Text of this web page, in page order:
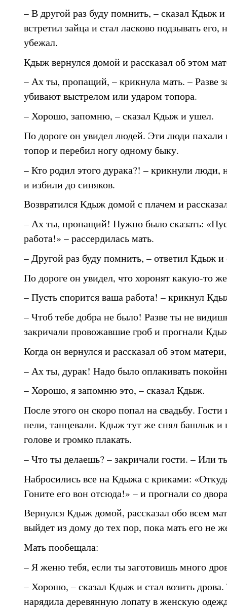
– В другой раз буду помнить, – сказал Кдыж
встретил зайца и стал ласково подзывать его,
убежал.
Кдыж вернулся домой и рассказал об этом
– Ах ты, пропащий, – крикнула мать. – Разве
убивают выстрелом или ударом топора.
– Хорошо, запомню, – сказал Кдыж и ушел.
По дороге он увидел людей. Эти люди
топор и перебил ногу одному быку.
– Кто родил этого дурака?! – крикнули
и избили до синяков.
Возвратился Кдыж домой с плачем и
– Ах ты, пропащий! Нужно было сказать:
работа!» – рассердилась мать.
– Другой раз буду помнить, – ответил Кдыж
По дороге он увидел, что хоронят какую-то
– Пусть спорится ваша работа! – крикнул
– Чтоб тебе добра не было! Разве ты не
закричали провожавшие гроб и прогнали
Когда он вернулся и рассказал об этом
– Ах ты, дурак! Надо было оплакивать
– Хорошо, я запомню это, – сказал Кдыж.
После этого он скоро попал на свадьбу. Гости
пели, танцевали. Кдыж тут же снял башлык и
голове и громко плакать.
– Что ты делаешь? – закричали гости. – Или
Набросились все на Кдыжа с криками:
Гоните его вон отсюда!» – и прогнали со
Вернулся Кдыж домой, рассказал обо всем
выйдет из дому до тех пор, пока мать его не
Мать пообещала:
– Я женю тебя, если ты заготовишь много
– Хорошо, – сказал Кдыж и стал возить
нарядила деревянную лопату в женскую